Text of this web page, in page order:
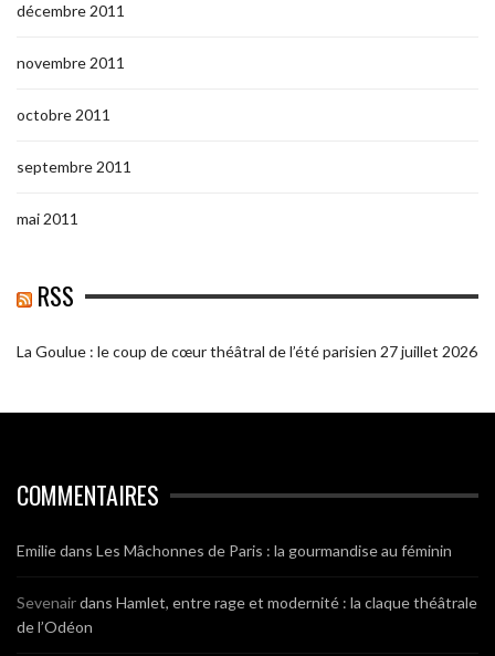
décembre 2011
novembre 2011
octobre 2011
septembre 2011
mai 2011
RSS
La Goulue : le coup de cœur théâtral de l’été parisien 27 juillet 2026
COMMENTAIRES
Emiliedans Les Mâchonnes de Paris : la gourmandise au féminin
Sevenairdans Hamlet, entre rage et modernité : la claque théâtrale
de l’Odéon